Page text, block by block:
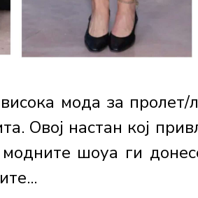
мода за
Овој настан кој
шоуа ги